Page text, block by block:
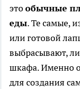
этообычные
еды. Те самые,
или готовой
выбрасывают,
шкафа. Именно
для создания